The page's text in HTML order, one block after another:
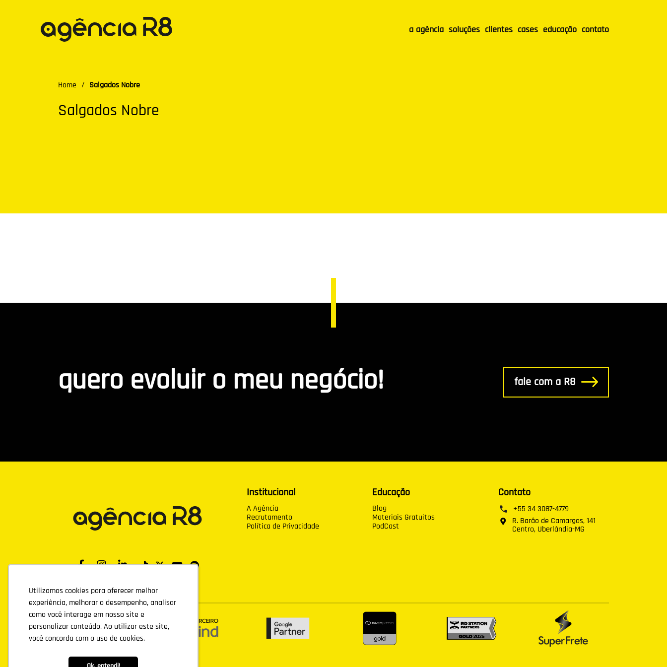
Utilizamos cookies para oferecer melhor
experiência, melhorar o desempenho, analisar
como você interage em nosso site e
personalizar conteúdo. Ao utilizar este site,
você concorda com o uso de cookies.
Utilizamos cookies para oferecer melhor
experiência, melhorar o desempenho, analisar
como você interage em nosso site e
personalizar conteúdo. Ao utilizar este site,
você concorda com o uso de cookies.
a agência soluções clientes cases educação contato
Home / Salgados Nobre
Salgados Nobre
quero evoluir o meu negócio! fale com a R8
Institucional
A Agência
Recrutamento
Política de Privacidade
Educação
Blog
Materiais Gratuitos
PodCast
Contato
+55 34 3087-4779
R. Barão de Camargos, 141
Centro, Uberlândia-MG